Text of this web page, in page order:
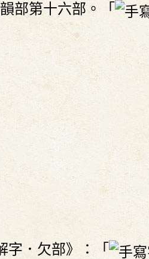
部第十六部。「
字．欠部》：「